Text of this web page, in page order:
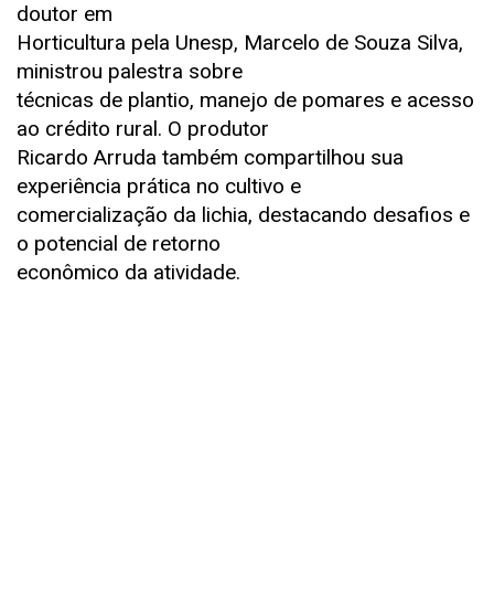
doutor em
Horticultura pela Unesp, Marcelo de Souza Silva,
ministrou palestra sobre
técnicas de plantio, manejo de pomares e acesso
ao crédito rural. O produtor
Ricardo Arruda também compartilhou sua
experiência prática no cultivo e
comercialização da lichia, destacando desafios e
o potencial de retorno
econômico da atividade.